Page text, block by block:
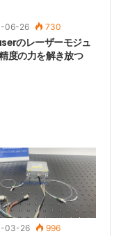
06-26 730
のレーザーモジュ
度の力を解き放つ
03-26 996